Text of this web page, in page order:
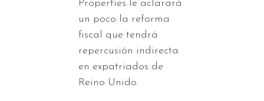
Properties le aclarará
un poco la reforma
fiscal que tendrá
repercusión indirecta
en expatriados de
Reino Unido.